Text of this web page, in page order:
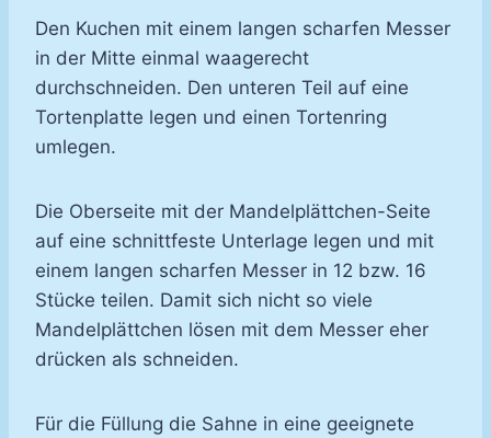
Den Kuchen mit einem langen scharfen Messer
in der Mitte einmal waagerecht
durchschneiden. Den unteren Teil auf eine
Tortenplatte legen und einen Tortenring
umlegen.
Die Oberseite mit der Mandelplättchen-Seite
auf eine schnittfeste Unterlage legen und mit
einem langen scharfen Messer in 12 bzw. 16
Stücke teilen. Damit sich nicht so viele
Mandelplättchen lösen mit dem Messer eher
drücken als schneiden.
Für die Füllung die Sahne in eine geeignete